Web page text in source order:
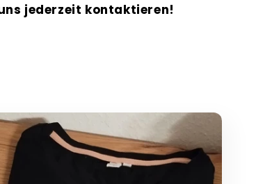
jederzeit kontaktieren!